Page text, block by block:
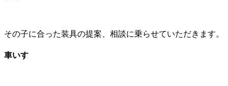
その子に合った装具の提案、相談に乗らせていただきます。
車いす